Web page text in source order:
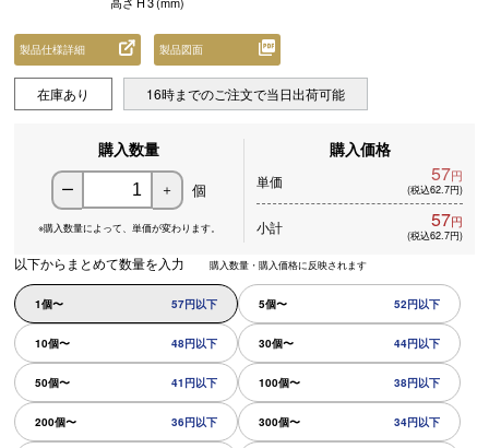
製品仕様詳細 製品図面
在庫あり 16時までのご注文で当日出荷可能
購入数量
ー ＋ 個
※購入数量によって、 単価が変わります。
購入価格
単価 57円
(税込62.7円)
小計 57円
(税込62.7円)
以下からまとめて数量を入力 購入数量・購入価格に反映されます
1個〜 57円以下 5個〜 52円以下
10個〜 48円以下 30個〜 44円以下
50個〜 41円以下 100個〜 38円以下
200個〜 36円以下 300個〜 34円以下